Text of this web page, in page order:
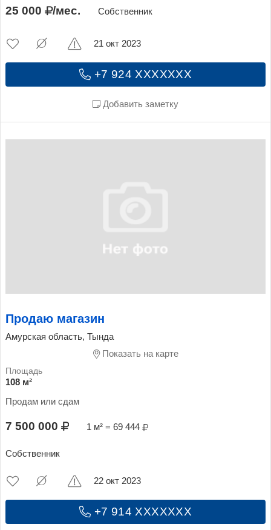
25 000 /мес. Собственник
+7 924 XXXXXXX
Добавить заметку
21 окт 2023
Продаю магазин
Амурская область, Тында
Показать на карте
108 м²
Продам или сдам
7 500 000 1 м² = 69 444
Собственник
+7 914 XXXXXXX
22 окт 2023